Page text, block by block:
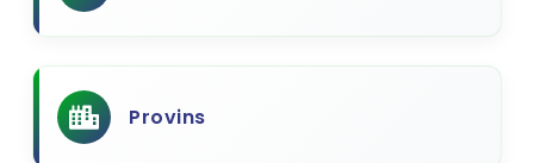
Provins